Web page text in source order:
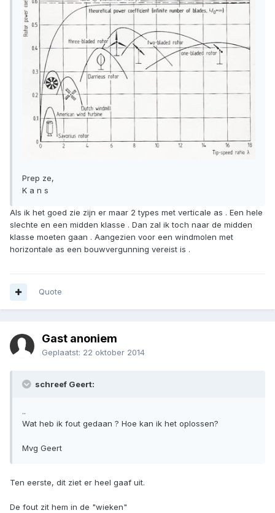
Prep ze,
K a n s
Als ik het goed zie zijn er maar 2 types met verticale as . Een hele
slechte en een midden klasse . Dan zal ik toch naar de midden
klasse moeten gaan . Aangezien voor een windmolen met
horizontale as een bouwvergunning vereist is .
Quote
Gast anoniem
Geplaatst: 22 oktober 2014
schreef Geert:
..
Wat heb ik fout gedaan ? Hoe kan ik het oplossen?
Mvg Geert
Ten eerste, dit ziet er heel gaaf uit.
De fout zit hem in de "wieken"